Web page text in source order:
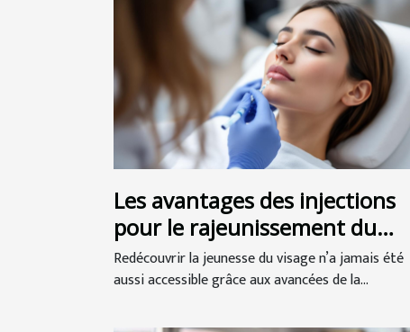
Les avantages des injections
pour le rajeunissement du
visage
Redécouvrir la jeunesse du visage n’a jamais été
aussi accessible grâce aux avancées de la...